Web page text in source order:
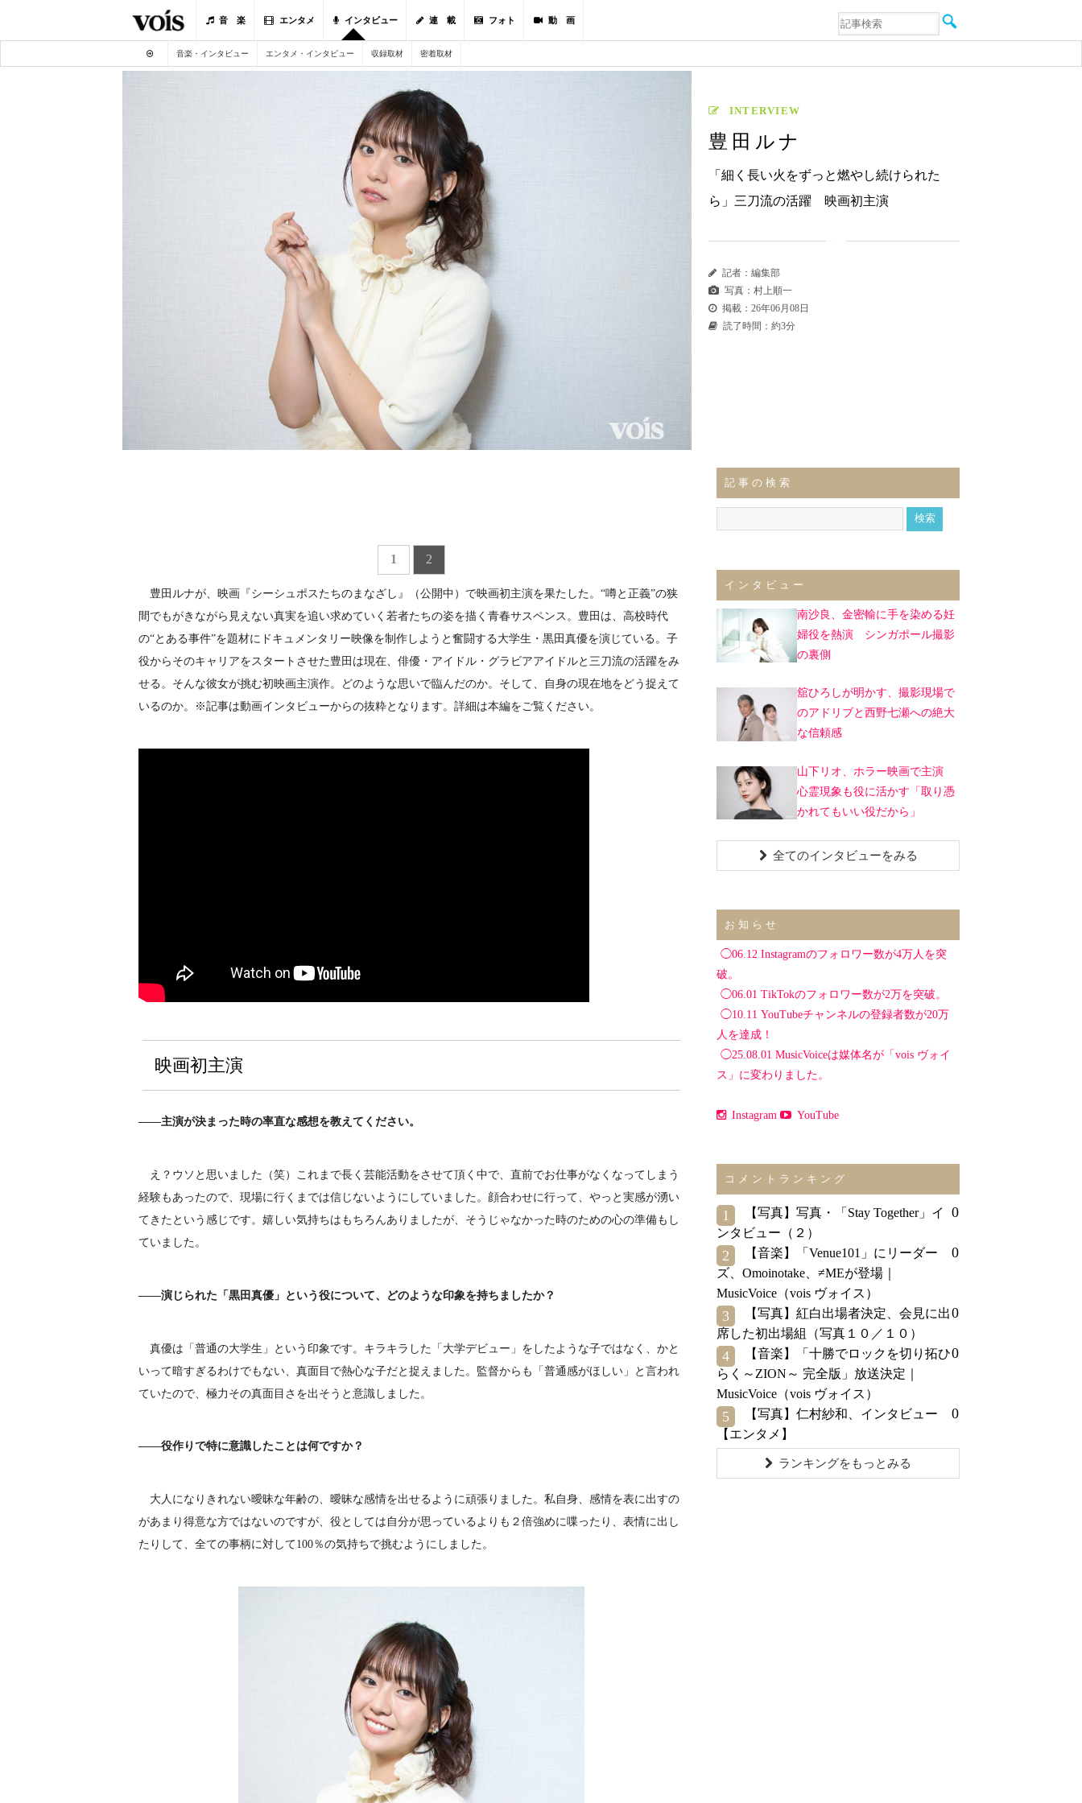
音 楽 エンタメ インタビュー 連 載 フォト 動 画
音楽
エンタメ
音楽・インタビュー エンタメ・インタビュー 収録取材 密着取材
INTERVIEW
豊田ルナ
「細く長い火をずっと燃やし続けられた
ら」三刀流の活躍 映画初主演
記者：編集部
写真：村上順一
掲載：26年06月08日
読了時間：約3分
1 2
豊田ルナが、映画『シーシュポスたちのまなざし』（公開中）で映画初主演を果たした。“噂と正義”の狭
間でもがきながら見えない真実を追い求めていく若者たちの姿を描く青春サスペンス。豊田は、高校時代
の“とある事件”を題材にドキュメンタリー映像を制作しようと奮闘する大学生・黒田真優を演じている。子
役からそのキャリアをスタートさせた豊田は現在、俳優・アイドル・グラビアアイドルと三刀流の活躍をみ
せる。そんな彼女が挑む初映画主演作。どのような思いで臨んだのか。そして、自身の現在地をどう捉えて
いるのか。※記事は動画インタビューからの抜粋となります。詳細は本編をご覧ください。
映画初主演
――主演が決まった時の率直な感想を教えてください。
え？ウソと思いました（笑）これまで長く芸能活動をさせて頂く中で、直前でお仕事がなくなってしまう
経験もあったので、現場に行くまでは信じないようにしていました。顔合わせに行って、やっと実感が湧い
てきたという感じです。嬉しい気持ちはもちろんありましたが、そうじゃなかった時のための心の準備もし
ていました。
――演じられた「黒田真優」という役について、どのような印象を持ちましたか？
真優は「普通の大学生」という印象です。キラキラした「大学デビュー」をしたような子ではなく、かと
いって暗すぎるわけでもない、真面目で熱心な子だと捉えました。監督からも「普通感がほしい」と言われ
ていたので、極力その真面目さを出そうと意識しました。
――役作りで特に意識したことは何ですか？
大人になりきれない曖昧な年齢の、曖昧な感情を出せるように頑張りました。私自身、感情を表に出すの
があまり得意な方ではないのですが、役としては自分が思っているよりも２倍強めに喋ったり、表情に出し
たりして、全ての事柄に対して100％の気持ちで挑むようにしました。
記事の検索
インタビュー
南沙良、金密輸に手を染める妊
婦役を熱演 シンガポール撮影
の裏側
舘ひろしが明かす、撮影現場で
のアドリブと西野七瀬への絶大
な信頼感
山下リオ、ホラー映画で主演
心霊現象も役に活かす「取り憑
かれてもいい役だから」
全てのインタビューをみる
お知らせ
◯06.12 Instagramのフォロワー数が4万人を突
破。
◯06.01 TikTokのフォロワー数が2万を突破。
◯10.11 YouTubeチャンネルの登録者数が20万
人を達成！
◯25.08.01 MusicVoiceは媒体名が「vois ヴォイ
ス」に変わりました。
Instagram YouTube
コメントランキング
1
【写真】写真・「Stay Together」イ
ンタビュー（２）
0
2
【音楽】「Venue101」にリーダー
ズ、Omoinotake、≠MEが登場｜
MusicVoice（vois ヴォイス）
0
3
【写真】紅白出場者決定、会見に出
席した初出場組（写真１０／１０）
0
4
【音楽】「十勝でロックを切り拓ひ
らく～ZION～ 完全版」放送決定｜
MusicVoice（vois ヴォイス）
0
5
【写真】仁村紗和、インタビュー
【エンタメ】
0
ランキングをもっとみる